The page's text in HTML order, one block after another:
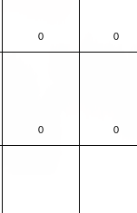
0 0
0 0